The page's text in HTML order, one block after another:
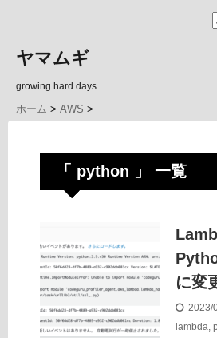
ヤマムギ
growing hard days.
ホーム > AWS >
「 python 」 一覧
に変
2023/
lambda,